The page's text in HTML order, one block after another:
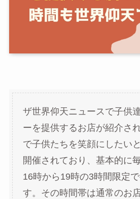
ザ世界仰天ニュースで子供
ーを提供するお店が紹介さ
で子供たちを笑顔にしたい
開催されており、基本的に
16時から19時の3時間限定
す。その時間帯は通常のお